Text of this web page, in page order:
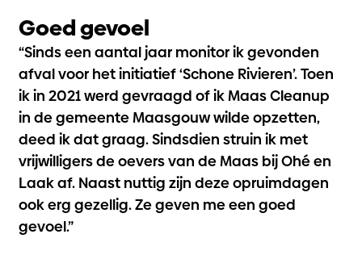
Goed gevoel
“Sinds een aantal jaar monitor ik gevonden
afval voor het initiatief ‘Schone Rivieren’. Toen
ik in 2021 werd gevraagd of ik Maas Cleanup
in de gemeente Maasgouw wilde opzetten,
deed ik dat graag. Sindsdien struin ik met
vrijwilligers de oevers van de Maas bij Ohé en
Laak af. Naast nuttig zijn deze opruimdagen
ook erg gezellig. Ze geven me een goed
gevoel.”